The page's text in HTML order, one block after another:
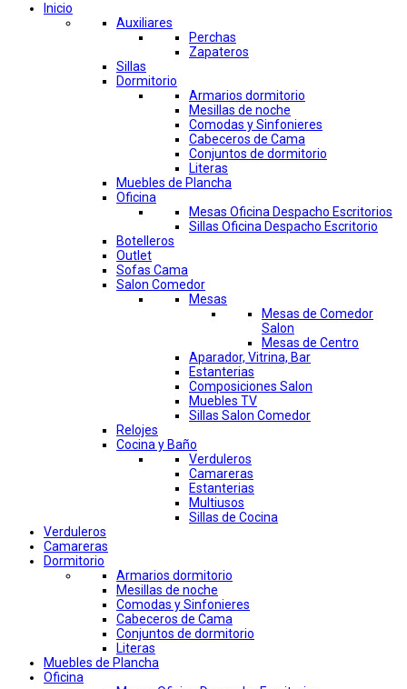
Inicio
Auxiliares
Perchas
Zapateros
Sillas
Dormitorio
Armarios dormitorio
Mesillas de noche
Comodas y Sinfonieres
Cabeceros de Cama
Conjuntos de dormitorio
Literas
Muebles de Plancha
Oficina
Mesas Oficina Despacho Escritorios
Sillas Oficina Despacho Escritorio
Botelleros
Outlet
Sofas Cama
Salon Comedor
Mesas
Mesas de Comedor
Salon
Mesas de Centro
Aparador, Vitrina, Bar
Estanterias
Composiciones Salon
Muebles TV
Sillas Salon Comedor
Relojes
Cocina y Baño
Verduleros
Camareras
Estanterias
Multiusos
Sillas de Cocina
Verduleros
Camareras
Dormitorio
Armarios dormitorio
Mesillas de noche
Comodas y Sinfonieres
Cabeceros de Cama
Conjuntos de dormitorio
Literas
Muebles de Plancha
Oficina